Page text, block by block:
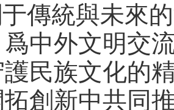
傳統與未來
中外文明交
民族文化的
創新中共同